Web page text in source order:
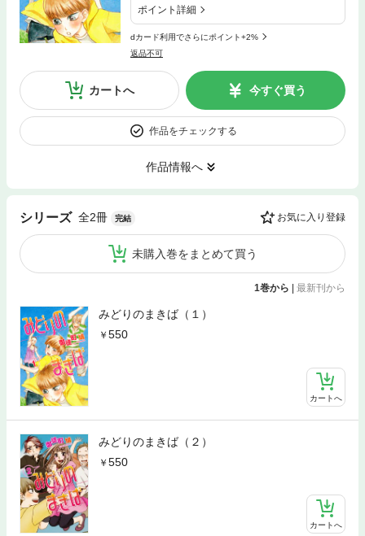
ポイント詳細
dカード利用でさらにポイント+2%
返品不可
カートへ 今すぐ買う
作品をチェックする
作品情報へ
シリーズ 全2冊 完結 お気に入り登録
未購入巻をまとめて買う
1巻から 最新刊から
みどりのまきば（１）
550
カートへ
みどりのまきば（２）
550
カートへ